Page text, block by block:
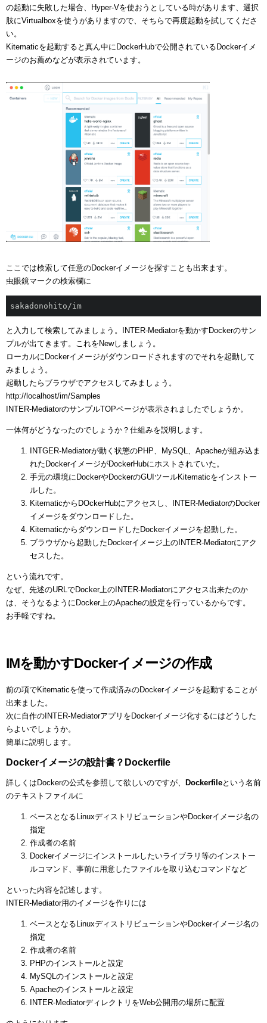
の起動に失敗した場合、Hyper-Vを使おうとしている時があります、選択
肢にVirtualboxを使うがありますので、そちらで再度起動を試してくださ
い。
Kitematicを起動すると真ん中にDockerHubで公開されているDockerイメ
ージのお薦めなどが表示されています。
ここでは検索して任意のDockerイメージを探すことも出来ます。
虫眼鏡マークの検索欄に
sakadonohito/im
と入力して検索してみましょう。INTER-Mediatorを動かすDockerのサン
プルが出てきます。これをNewしましょう。
ローカルにDockerイメージがダウンロードされますのでそれを起動して
みましょう。
起動したらブラウザでアクセスしてみましょう。
http://localhost/im/Samples
INTER-MediatorのサンプルTOPページが表示されましたでしょうか。
一体何がどうなったのでしょうか？仕組みを説明します。
INTGER-Mediatorが動く状態のPHP、MySQL、Apacheが組み込ま
れたDockerイメージがDockerHubにホストされていた。
手元の環境にDockerやDockerのGUIツールKitematicをインストー
ルした。
KitematicからDOckerHubにアクセスし、INTER-MediatorのDocker
イメージをダウンロードした。
KitematicからダウンロードしたDockerイメージを起動した。
ブラウザから起動したDockerイメージ上のINTER-Mediatorにアク
セスした。
という流れです。
なぜ、先述のURLでDocker上のINTER-Mediatorにアクセス出来たのか
は、そうなるようにDocker上のApacheの設定を行っているからです。
お手軽ですね。
IMを動かすDockerイメージの作成
前の項でKitematicを使って作成済みのDockerイメージを起動することが
出来ました。
次に自作のINTER-MediatorアプリをDockerイメージ化するにはどうした
らよいでしょうか。
簡単に説明します。
Dockerイメージの設計書？Dockerfile
詳しくはDockerの公式を参照して欲しいのですが、 Dockerfileという名前
のテキストファイルに
ベースとなるLinuxディストリビューションやDockerイメージ名の
指定
作成者の名前
Dockerイメージにインストールしたいライブラリ等のインストー
ルコマンド、事前に用意したファイルを取り込むコマンドなど
といった内容を記述します。
INTER-Mediator用のイメージを作りには
ベースとなるLinuxディストリビューションやDockerイメージ名の
指定
作成者の名前
PHPのインストールと設定
MySQLのインストールと設定
Apacheのインストールと設定
INTER-MediatorディレクトリをWeb公開用の場所に配置